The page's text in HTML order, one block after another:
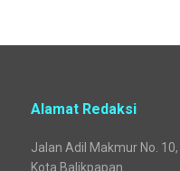
Alamat Redaksi
Jalan Adil Makmur No.
Kota Balikpapan.